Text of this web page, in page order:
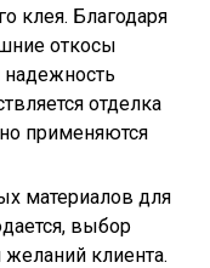
клея. Благодаря
откосы
надежность
отделка
применяются
материалов для
выбор
клиента.